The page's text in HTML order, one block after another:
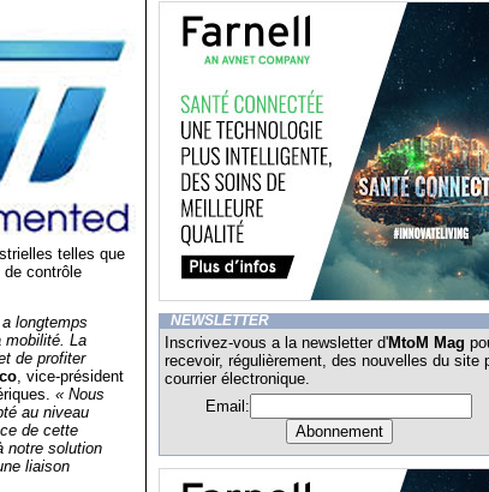
telles que
contrôle
longtemps
mobilité. La
de profiter
, vice-président
« Nous
au niveau
de cette
notre solution
liaison
NEWSLETTER
Inscrivez-vous a la newsletter d'MtoM Mag
recevoir, régulièrement, des nouvelles du site
courrier électronique.
Email: